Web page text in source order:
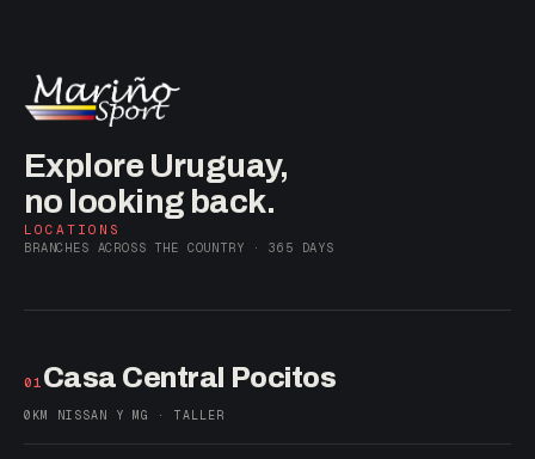
Explore Uruguay,
no looking back.
LOCATIONS
BRANCHES ACROSS THE COUNTRY · 365 DAYS
01 Casa Central Pocitos
0KM NISSAN Y MG · TALLER